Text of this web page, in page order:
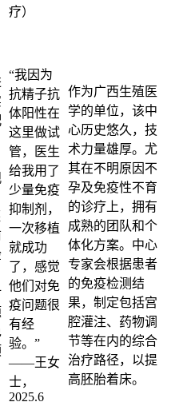
疗）
“我因为
抗精子抗
体阳性在
这里做试
管，医生
给我用了
少量免疫
抑制剂，
一次移植
就成功
了，感觉
他们对免
疫问题很
有经
验。”
——王女
士，
2025.6
作为广西生殖医
学的单位，该中
心历史悠久，技
术力量雄厚。尤
其在不明原因不
孕及免疫性不育
的诊疗上，拥有
成熟的团队和个
体化方案。中心
专家会根据患者
的免疫检测结
果，制定包括宫
腔灌注、药物调
节等在内的综合
治疗路径，以提
高胚胎着床。